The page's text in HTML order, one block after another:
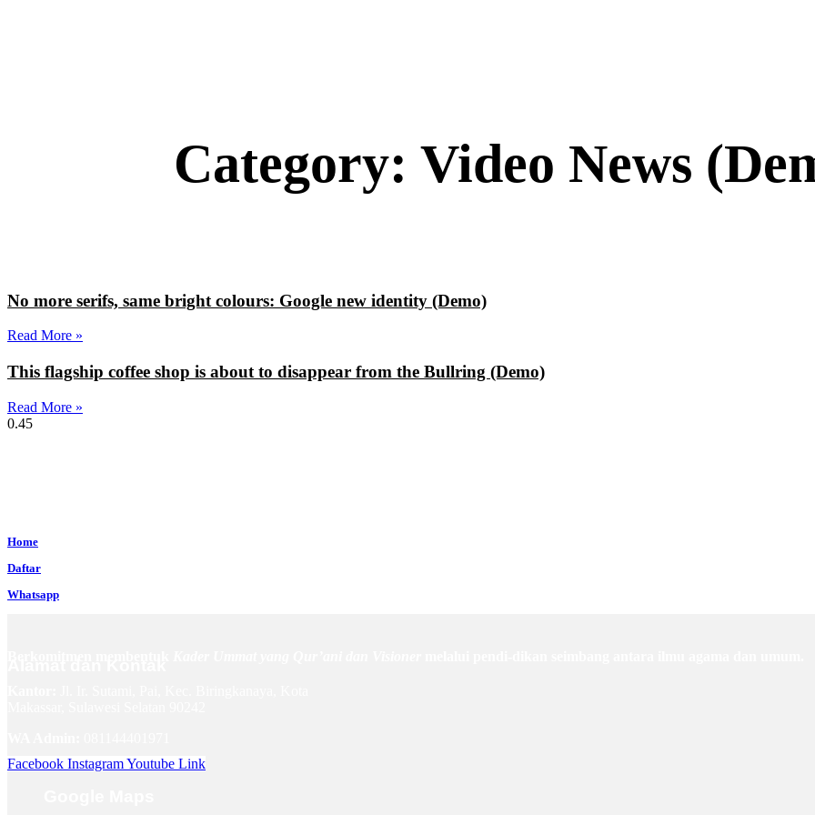
Category: Video News
No more serifs, same bright colours: Google new identity (Demo)
Read More »
This flagship coffee shop is about to disappear from the Bullring (Demo)
Read More »
Home
Daftar
Whatsapp
Facebook InstagramYoutube Link